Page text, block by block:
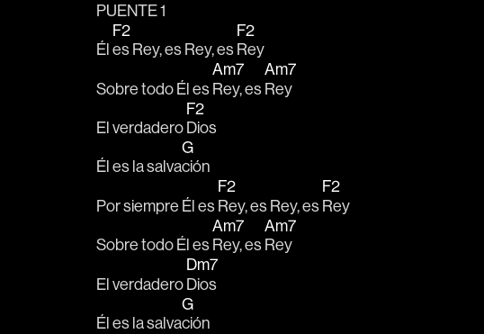
PUENTE 1
Él
F2
es Rey, es Rey, es
F2
Rey
Sobre todo Él es
Am7
Rey, es
Am7
Rey
El verdadero
F2
Dios
Él es la salva
G
ción
Por siempre Él es
F2
Rey, es Rey, es
F2
Rey
Sobre todo Él es
Am7
Rey, es
Am7
Rey
El verdadero
Dm7
Dios
Él es la salva
G
ción